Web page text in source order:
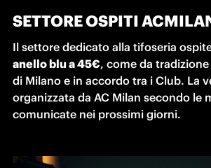
SETTORE OSPITI
Il settore dedicato alla tifoseria
anello blu a 45€, come da
di Milano e in accordo tra i Club. La
organizzata da AC Milan secondo le
comunicate nei prossimi giorni.